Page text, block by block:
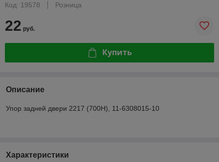
Код: 19578
Розница
22 руб.
Купить
Описание
Упор задней двери 2217 (700Н), 11-6308015-10
Характеристики